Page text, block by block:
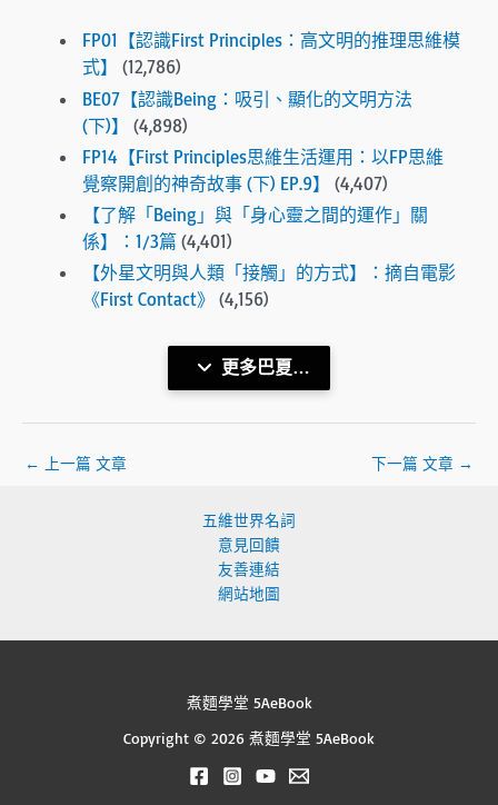
FP01【認識First Principles：高文明的推理思維模
式】
(12,786)
BE07【認識Being：吸引、顯化的文明方法
(下)】
(4,898)
FP14【First Principles思維生活運用：以FP思維
覺察開創的神奇故事 (下) EP.9】
(4,407)
【了解「Being」與「身心靈之間的運作」關
係】：1/3篇 (4,401)
【外星文明與人類「接觸」的方式】：摘自電影
《First Contact》
(4,156)
更多巴夏…
← 上一篇 文章 下一篇 文章 →
五維世界名詞
意見回饋
友善連結
網站地圖
煮麵學堂 5AeBook
Copyright © 2026 煮麵學堂 5AeBook